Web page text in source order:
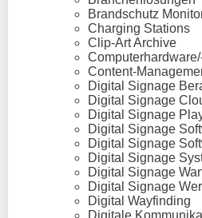
Brandschutz
Charging Stations
Clip-Art Archive
Content-
Digital Signage
Digital Signage
Digital Signage
Digital Signage
Digital Signage
Digital Signage
Digital Signage
Digital Signage
Digital Wayfinding
Digitale